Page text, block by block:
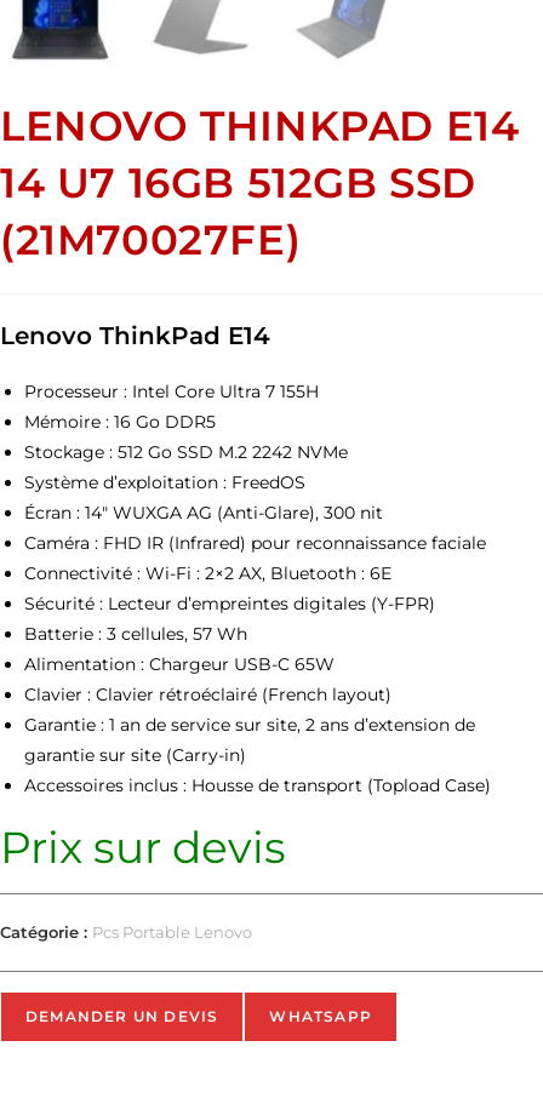
LENOVO THINKPAD E14
14 U7 16GB 512GB SSD
(21M70027FE)
Lenovo ThinkPad E14
Processeur : Intel Core Ultra 7 155H
Mémoire : 16 Go DDR5
Stockage : 512 Go SSD M.2 2242 NVMe
Système d’exploitation : FreedOS
Écran : 14″ WUXGA AG (Anti-Glare), 300 nit
Caméra : FHD IR (Infrared) pour reconnaissance faciale
Connectivité : Wi-Fi : 2×2 AX, Bluetooth : 6E
Sécurité : Lecteur d’empreintes digitales (Y-FPR)
Batterie : 3 cellules, 57 Wh
Alimentation : Chargeur USB-C 65W
Clavier : Clavier rétroéclairé (French layout)
Garantie : 1 an de service sur site, 2 ans d’extension de
garantie sur site (Carry-in)
Accessoires inclus : Housse de transport (Topload Case)
Prix sur devis
Catégorie : Pcs Portable Lenovo
DEMANDER UN DEVIS WHATSAPP